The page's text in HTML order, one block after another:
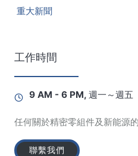
重大新聞
工作時間
9 AM - 6 PM, 週一～週五
任何關於精密零組件及新能源
聯繫我們